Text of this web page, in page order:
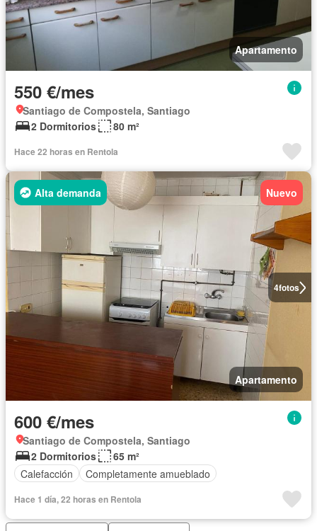
Apartamento
550 €/mes
Santiago de Compostela, Santiago
2 Dormitorios
80 m²
Hace 22 horas en Rentola
4fotos
Alta demanda Nuevo
Apartamento
600 €/mes
Santiago de Compostela, Santiago
2 Dormitorios
65 m²
Calefacción
Completamente amueblado
Hace 1 día, 22 horas en Rentola